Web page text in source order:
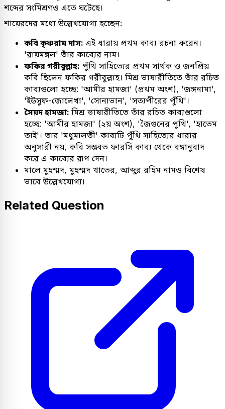
শব্দের সংমিশ্রণও এতে ঘটেছে।
শায়েরদের মধ্যে উল্লেখযোগ্য হচ্ছেন:
কবি কৃষ্ণরাম দাস: এই ধারায় প্রথম কাব্য রচনা করেন।
'রায়মঙ্গল' তাঁর কাব্যের নাম।
ফকির গরীবুল্লাহ: পুঁথি সাহিত্যের প্রথম সার্থক ও জনপ্রিয়
কবি ছিলেন ফকির গরীবুল্লাহ। মিশ্র ভাষারীতিতে তাঁর রচিত
কাব্যগুলো হচ্ছে: 'আমীর হামজা' (প্রথম অংশ), 'জঙ্গনামা',
'ইউসুফ-জোলেখা', 'সোনাভান', 'সত্যপীরের পুঁথি'।
সৈয়দ হামজা: মিশ্র ভাষারীতিতে তাঁর রচিত কাব্যগুলো
হচ্ছে: 'আমীর হামজা' (২য় অংশ), 'জৈগুনের পুথি', 'হাতেম
তাই'। তার 'মধুমালতী' কাব্যটি পুঁথি সাহিত্যের ধারার
অনুসারী নয়, কবি সম্ভবত ফারসি কাব্য থেকে বঙ্গানুবাদ
করে এ কাব্যের রূপ দেন।
মালে মুহম্মদ, মুহম্মদ খাতের, আব্দুর রহিম নামও বিশেষ
ভাবে উল্লেখযোগ্য।
Related Question